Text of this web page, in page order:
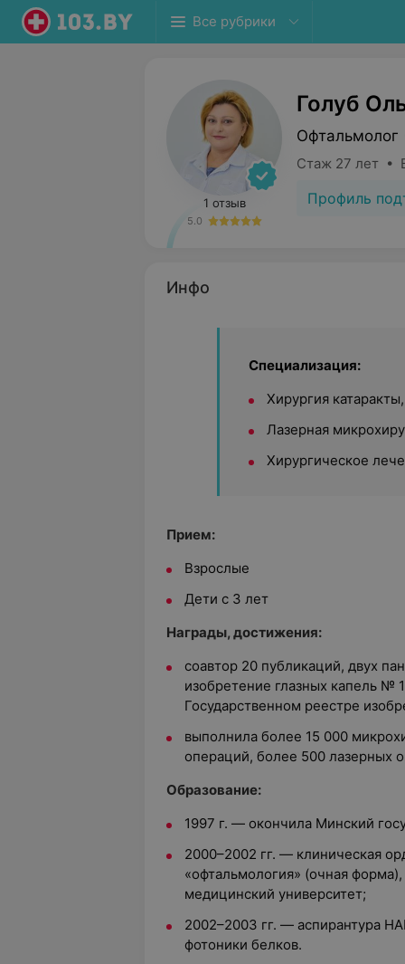
Все рубрики
1 отзыв
5.0
Голуб
Офтальмолог
Стаж 27 лет •
Профиль
Инфо
Специализация:
Хирургия
Лазерная
Хирургическое
Прием:
Взрослые
Дети с 3 лет
Награды, достижения:
соавтор 20 публикаций, двух
изобретение глазных капель №
Государственном реестре
выполнила более 15 000
операций, более 500 лазерных
Образование:
1997 г. — окончила Минский
2000–2002 гг. — клиническая
«офтальмология» (очная
медицинский университет;
2002–2003 гг. — аспирантура
фотоники белков.